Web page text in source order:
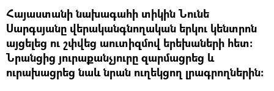
Հայաստանի նախագահի տիկին Նունե
Սարգսյանը վերականգնողական երկու կենտրոն
այցելեց ու շփվեց աուտիզմով երեխաների հետ։
Նրանցից յուրաքանչյուրը զարմացրեց և
ուրախացրեց նաև նրան ուղեկցող լրագրողներին։